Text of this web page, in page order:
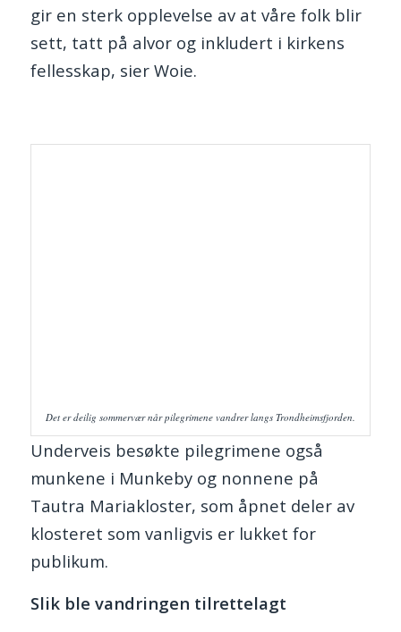
gir en sterk opplevelse av at våre folk blir
sett, tatt på alvor og inkludert i kirkens
fellesskap, sier Woie.
Det er deilig sommervær når pilegrimene vandrer langs Trondheimsfjorden.
Underveis besøkte pilegrimene også
munkene i Munkeby og nonnene på
Tautra Mariakloster, som åpnet deler av
klosteret som vanligvis er lukket for
publikum.
Slik ble vandringen tilrettelagt